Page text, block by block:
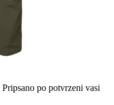
Pripsano po potvrzeni vasi